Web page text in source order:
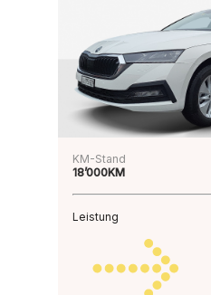
KM-Stand
18’000KM
Leistung